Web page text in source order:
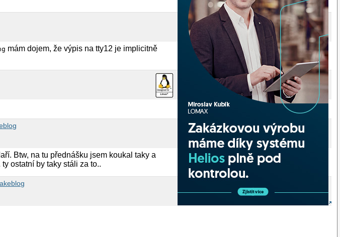
mám dojem, že výpis na tty12 je implicitně
Btw, na tu přednášku jsem koukal taky a
ostatní by taky stáli za to..